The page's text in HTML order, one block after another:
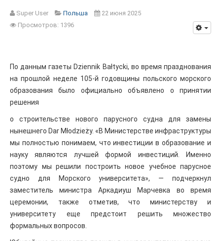
Super User Польша
22 июня 2025
Просмотров: 1396
По данным газеты Dziennik Bałtycki, во время празднования
на прошлой неделе 105-й годовщины польского морского
образования было официально объявлено о принятии
решения
о строительстве нового парусного судна для замены
нынешнего Dar Młodzieży. «В Министерстве инфраструктуры
мы полностью понимаем, что инвестиции в образование и
науку являются лучшей формой инвестиций. Именно
поэтому мы решили построить новое учебное парусное
судно для Морского университета», — подчеркнул
заместитель министра Аркадиуш Марчевка во время
церемонии, также отметив, что министерству и
университету еще предстоит решить множество
формальных вопросов.